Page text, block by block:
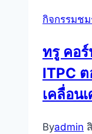
กิจกรรมช
ทรู คอร์
ITPC
เคลื่อน
Byadmin